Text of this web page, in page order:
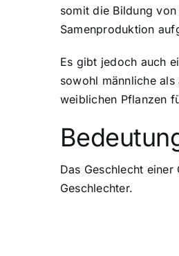
somit die Bildung
Samenproduktion
Es gibt jedoch auch
sowohl männliche
weiblichen Pflanzen
Das Geschlecht
Geschlechter.